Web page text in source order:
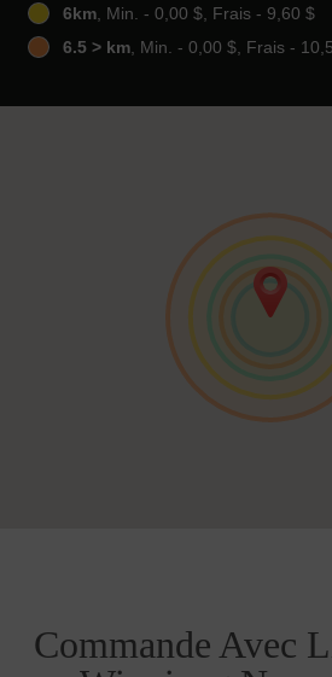
6km, Min. - 0,00 $, Frais - 9,60 $
6.5 > km, Min. - 0,00 $, Frais -
Commande Avec